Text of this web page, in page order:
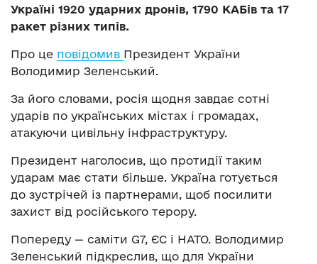
Україні 1920 ударних дронів, 1790 КАБів та 17
ракет різних типів.
Про це повідомив Президент України
Володимир Зеленський.
За його словами, росія щодня завдає сотні
ударів по українських містах і громадах,
атакуючи цивільну інфраструктуру.
Президент наголосив, що протидії таким
ударам має стати більше. Україна готується
до зустрічей із партнерами, щоб посилити
захист від російського терору.
Попереду — саміти G7, ЄС і НАТО. Володимир
Зеленський підкреслив, що для України